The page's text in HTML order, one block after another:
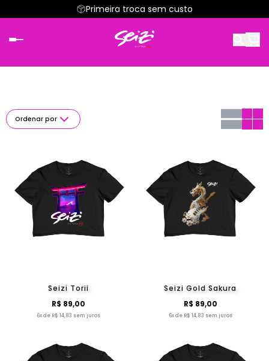
Primeira troca sem custo
Ordenar por
Seizi Torii
R$ 89,00
6x de R$ 14,83 sem juros
Seizi Gold Sakura
R$ 89,00
6x de R$ 14,83 sem juros